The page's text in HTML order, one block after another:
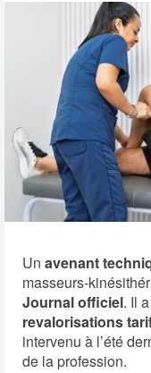
Un avenant
masseurs-
Journal officiel. Il
revalorisations
intervenu à l’été
de la profession.